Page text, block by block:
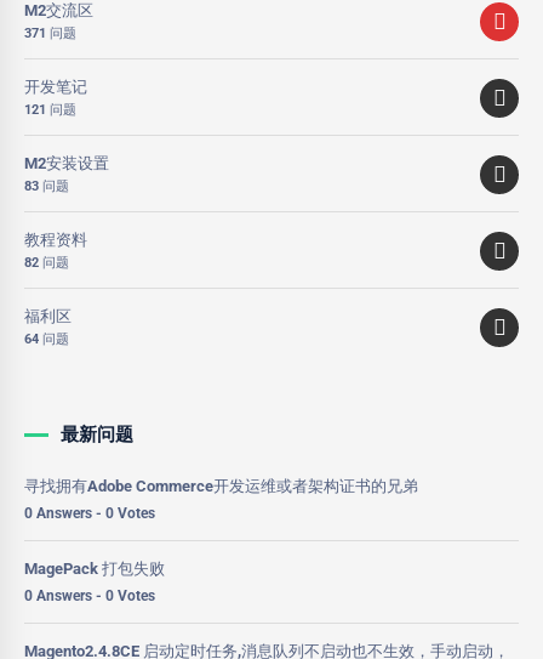
M2交流区
371 问题
开发笔记
121 问题
M2安装设置
83 问题
教程资料
82 问题
福利区
64 问题
最新问题
寻找拥有Adobe Commerce开发运维或者架构证书的兄弟
0 Answers - 0 Votes
MagePack 打包失败
0 Answers - 0 Votes
Magento2.4.8CE 启动定时任务,消息队列不启动也不生效，手动启动，